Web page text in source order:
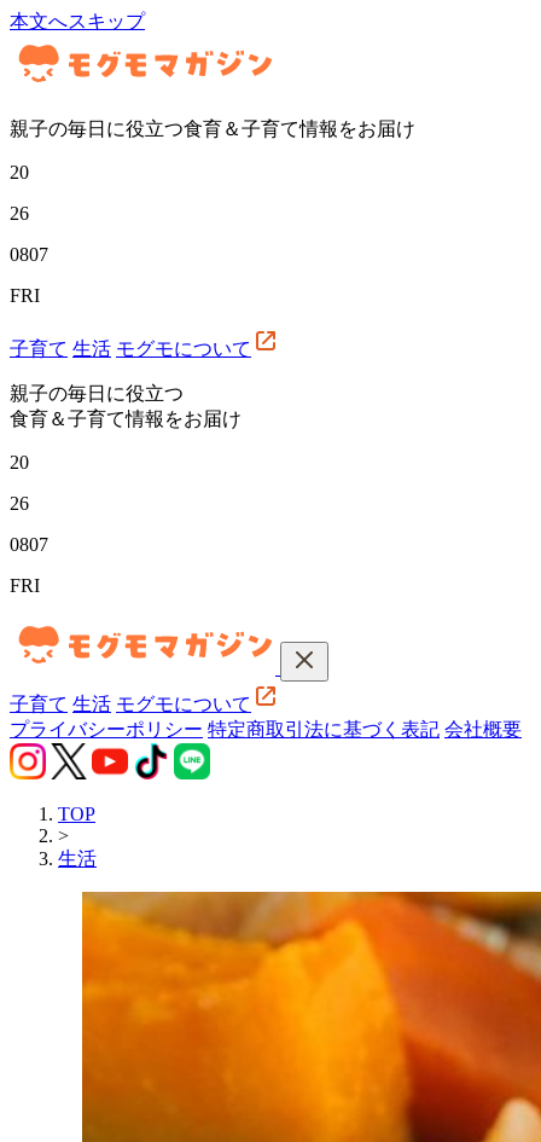
本文へスキップ
親子の毎日に役立つ食育＆子育て情報をお届け
20
26
0807
FRI
子育て 生活 モグモについて
親子の毎日に役立つ
食育＆子育て情報をお届け
20
26
0807
FRI
子育て 生活 モグモについて
プライバシーポリシー 特定商取引法に基づく表記 会社概要
TOP
>
生活